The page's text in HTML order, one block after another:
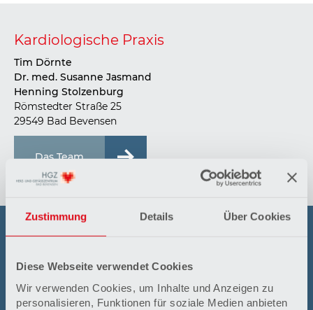
Zustimmung Details Über Cookies
Diese Webseite verwendet Cookies
Wir verwenden Cookies, um Inhalte und Anzeigen zu
personalisieren, Funktionen für soziale Medien anbieten
Kardiologische Praxis
Tim Dörnte
Dr. med. Susanne Jasmand
Henning Stolzenburg
Römstedter Straße 25
29549 Bad Bevensen
Das Team
Tel.:05821 478755
E-Mail: Herzpraxis-Bevensen@t-online.de